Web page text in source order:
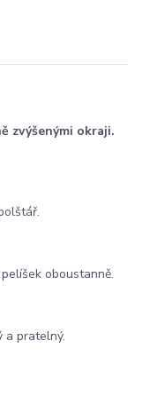
zvýšenými okraji.
oboustanně.
a pratelný.